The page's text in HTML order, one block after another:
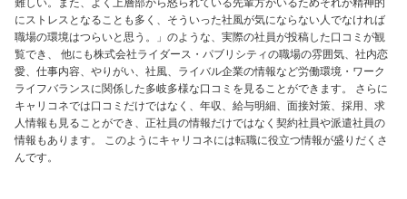
にストレスとなることも多く、そういった社風が気にならない人でなければ
職場の環境はつらいと思う。」のような、実際の社員が投稿した口コミが観
覧でき、 他にも株式会社ライダース・パブリシティの職場の雰囲気、社内恋
愛、仕事内容、やりがい、社風、ライバル企業の情報など労働環境・ワーク
ライフバランスに関係した多岐多様な口コミを見ることができます。 さらに
キャリコネでは口コミだけではなく、年収、給与明細、面接対策、採用、求
人情報も見ることができ、正社員の情報だけではなく契約社員や派遣社員の
情報もあります。 このようにキャリコネには転職に役立つ情報が盛りだくさ
んです。